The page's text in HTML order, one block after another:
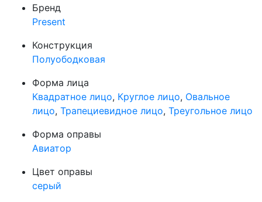
Бренд
Present
Конструкция
Полуободковая
Форма лица
Квадратное лицо, Круглое лицо, Овальное
лицо, Трапециевидное лицо, Треугольное лицо
Форма оправы
Авиатор
Цвет оправы
серый